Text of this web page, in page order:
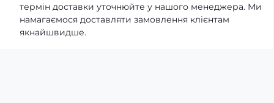
термін доставки уточнюйте у нашого менеджера. Ми
намагаємося доставляти замовлення клієнтам
якнайшвидше.